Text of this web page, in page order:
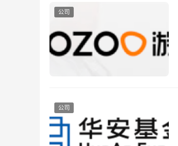
公司
公司